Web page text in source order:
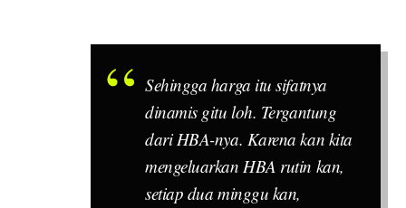
Sehingga harga itu sifatnya
dinamis gitu loh. Tergantung
dari HBA-nya. Karena kan kita
mengeluarkan HBA rutin kan,
setiap dua minggu kan,